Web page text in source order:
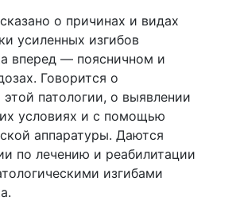
о причинах и видах
усиленных изгибов
вперед — поясничном и
Говорится о
этой патологии, о выявлении
условиях и с помощью
аппаратуры. Даются
по лечению и реабилитации
изгибами